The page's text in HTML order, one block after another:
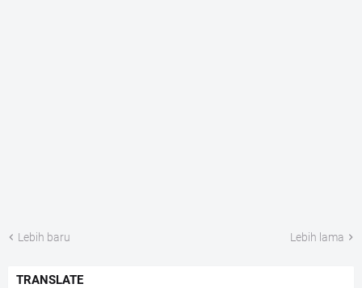
Lebih baru Lebih lama
TRANSLATE